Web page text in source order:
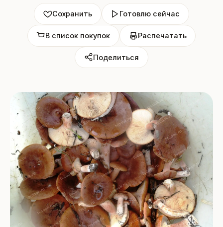
Сохранить Готовлю сейчас
В список покупок Распечатать
Поделиться